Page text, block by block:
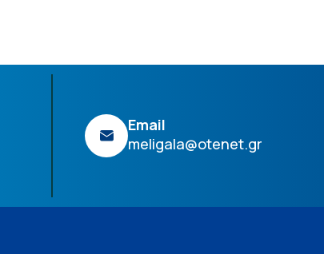
Email
meligala@otenet.gr